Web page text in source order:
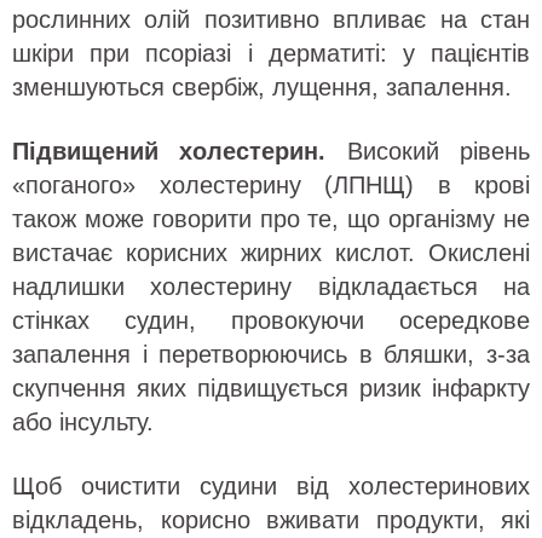
рослинних олій позитивно впливає на стан
шкіри при псоріазі і дерматиті: у пацієнтів
зменшуються свербіж, лущення, запалення.
Підвищений холестерин. Високий рівень
«поганого» холестерину (ЛПНЩ) в крові
також може говорити про те, що організму не
вистачає корисних жирних кислот. Окислені
надлишки холестерину відкладається на
стінках судин, провокуючи осередкове
запалення і перетворюючись в бляшки, з-за
скупчення яких підвищується ризик інфаркту
або інсульту.
Щоб очистити судини від холестеринових
відкладень, корисно вживати продукти, які